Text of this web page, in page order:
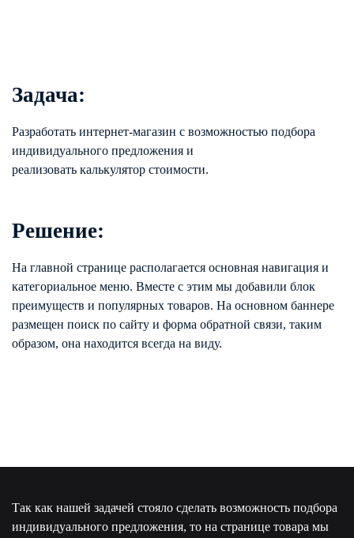
Задача:
Разработать интернет-магазин с возможностью подбора
индивидуального предложения и
реализовать калькулятор стоимости.
Решение:
На главной странице располагается основная навигация и
категориальное меню. Вместе с этим мы добавили блок
преимуществ и популярных товаров. На основном баннере
размещен поиск по сайту и форма обратной связи, таким
образом, она находится всегда на виду.
Так как нашей задачей стояло сделать возможность подбора
индивидуального предложения, то на странице товара мы